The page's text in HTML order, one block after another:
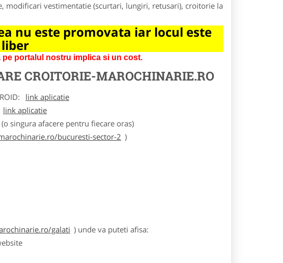
modificari vestimentatie (scurtari, lungiri, retusari), croitorie la
nu este promovata iar locul este
liber
portalul nostru implica si un cost.
CROITORIE-MAROCHINARIE.RO
link aplicatie
link aplicatie
singura afacere pentru fiecare oras)
bucuresti-sector-2 )
galati ) unde va puteti afisa: